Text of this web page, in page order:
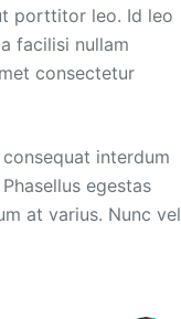
porttitor leo. Id leo
facilisi nullam
consectetur
interdum
egestas
at varius. Nunc vel